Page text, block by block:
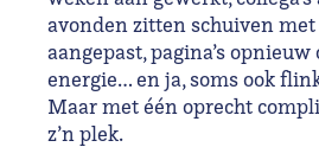
avonden zitten schuiven met
aangepast, pagina’s
energie… en ja, soms ook
Maar met één oprecht
z’n plek.